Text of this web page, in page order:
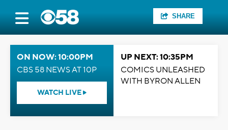
SHARE
ON NOW: 10:00PM
CBS 58 NEWS AT 10P
WATCH LIVE
UP NEXT: 10:35PM
COMICS UNLEASHED
WITH BYRON ALLEN